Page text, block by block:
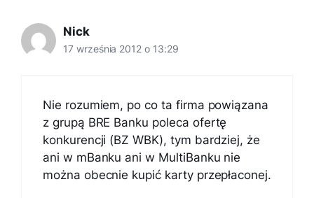
Nick
17 września 2012 o 13:29
Nie rozumiem, po co ta firma powiązana
z grupą BRE Banku poleca ofertę
konkurencji (BZ WBK), tym bardziej, że
ani w mBanku ani w MultiBanku nie
można obecnie kupić karty przepłaconej.